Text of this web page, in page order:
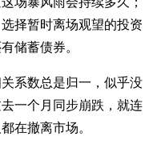
择暂时离场观望的投资
储蓄债券。
系数总是归一，似乎没
一个月同步崩跌，就连
在撤离市场。